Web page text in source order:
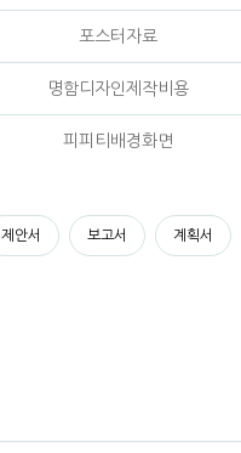
포스터자료
명함디자인제작비용
피피티배경화면
제안서 보고서 계획서